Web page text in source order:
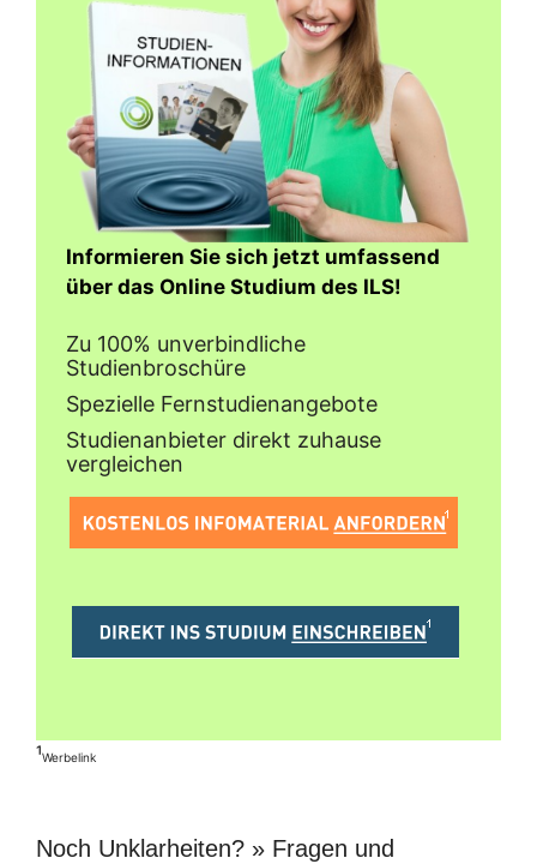
Informieren Sie sich jetzt umfassend
über das Online Studium des ILS!
Zu 100% unverbindliche
Studienbroschüre
Spezielle Fernstudienangebote
Studienanbieter direkt zuhause
vergleichen
¹Werbelink
Noch Unklarheiten? » Fragen und